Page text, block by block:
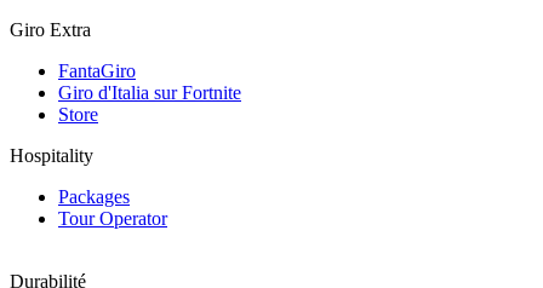
Giro Extra
FantaGiro
Giro d'Italia sur Fortnite
Store
Hospitality
Packages
Tour Operator
Durabilité